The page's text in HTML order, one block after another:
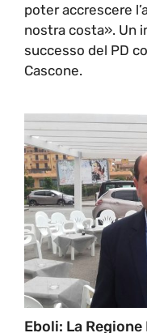
poter accrescere
nostra costa». Un
successo del PD
Cascone.
Eboli: La